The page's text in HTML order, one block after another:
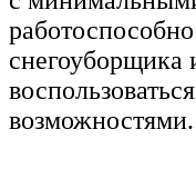
снегоуборщика
возможностями.